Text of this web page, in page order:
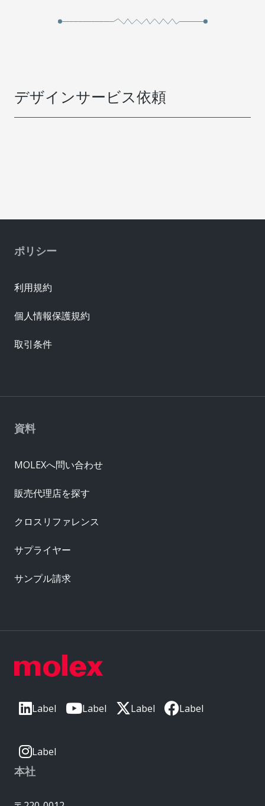
デザインサービス依頼
Label Label Label Label
Label
本社
資料
MOLEXへ問い合わせ
販売代理店を探す
クロスリファレンス
サプライヤー
サンプル請求
ポリシー
利用規約
個人情報保護規約
取引条件